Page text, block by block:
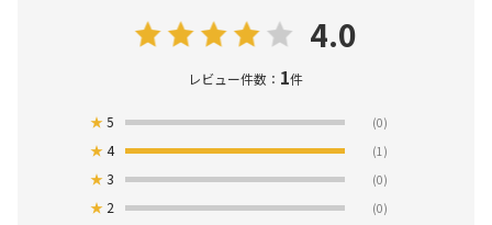
4.0
レビュー件数： 1件
★5 (0)
★4 (1)
★3 (0)
★ 2 (0)